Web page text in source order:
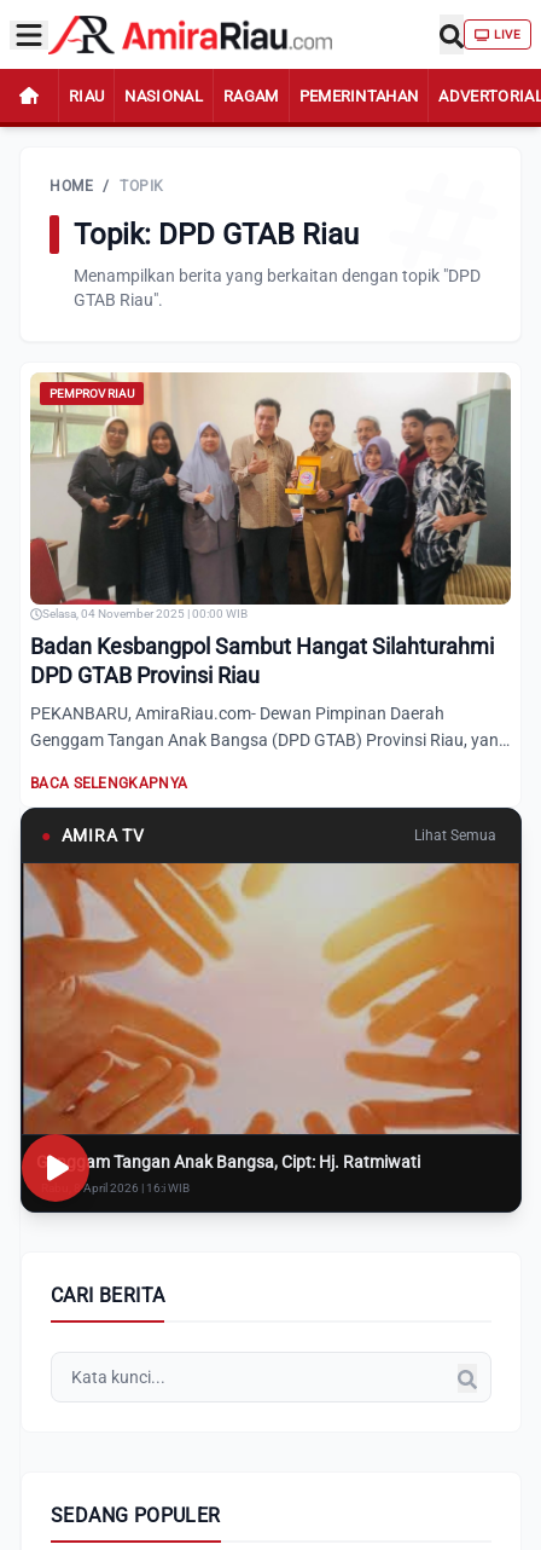
LIVE
RIAU NASIONAL RAGAM PEMERINTAHAN
HOME / TOPIK
Topik: DPD GTAB Riau
Menampilkan berita yang berkaitan dengan topik "DPD
GTAB Riau".
PEMPROV RIAU
Selasa, 04 November 2025 | 00:00 WIB
Badan Kesbangpol Sambut Hangat Silahturahmi
DPD GTAB Provinsi Riau
PEKANBARU, AmiraRiau.com- Dewan Pimpinan Daerah
Genggam Tangan Anak Bangsa (DPD GTAB) Provinsi Riau, yang
BACA SELENGKAPNYA
● AMIRA TV Lihat Semua
Genggam Tangan Anak Bangsa, Cipt: Hj. Ratmiwati
Rabu, 8 April 2026 | 16:i WIB
CARI BERITA
SEDANG POPULER